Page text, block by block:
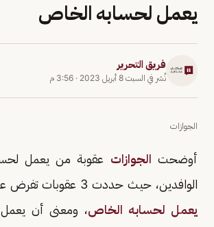
يعمل لحسابه الخاص
فريق التحرير
نُشر في السبت 8 أبريل 2023 · 3:56 م
الجوازات
أوضحت الجوازات عقوبة من يعمل
الوافدين، حيث حددت 3 عقوبات تفرض على
يعمل لحسابه الخاص، ومعنى أن يعمل